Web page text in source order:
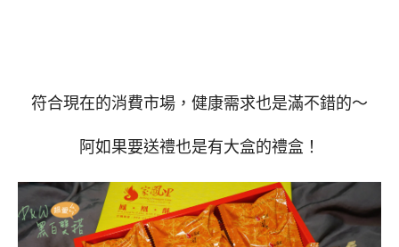
符合現在的消費市場，健康需求也是滿不錯的～
阿如果要送禮也是有大盒的禮盒！